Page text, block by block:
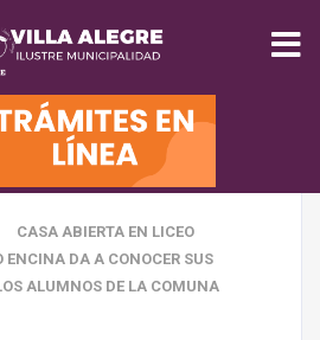
INICIO
MUNICIPALIDAD
SEGURIDAD
CASA ABIERTA EN LICEO
DA A CONOCER SUS
ALUMNOS DE LA COMUNA